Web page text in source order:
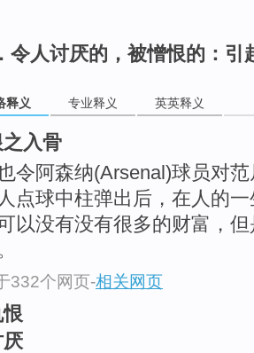
令人讨厌的，被憎恨的：引
释义 专业释义 英英释义
入骨
令阿森纳(Arsenal)球员对范
点球中柱弹出后，在人的
以没有没有很多的财富，
332个网页-相关网页